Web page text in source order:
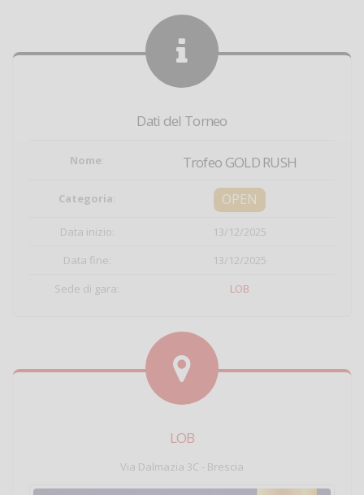
Dati del Torneo
Nome: Trofeo GOLD RUSH
Categoria: OPEN
Data inizio:
13/12/2025
Data fine:
13/12/2025
Sede di gara:
LOB
LOB
Via Dalmazia 3C - Brescia